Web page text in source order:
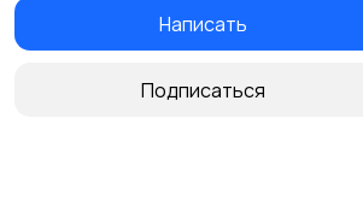
Написать
Подписаться